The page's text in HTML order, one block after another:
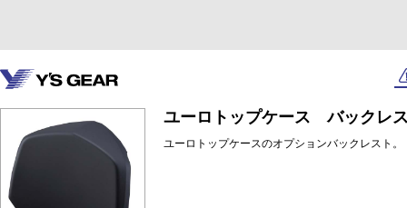
ユーロトップケース バックレ
ユーロトップケースのオプションバックレスト。